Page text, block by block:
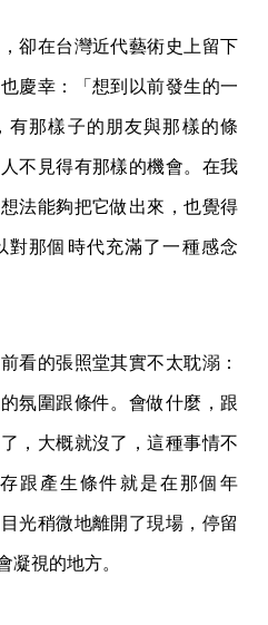
卻在台灣近代藝術史上留下
慶幸：「想到以前發生的一
有那樣子的朋友與那樣的條
不見得有那樣的機會。在我
法能夠把它做出來，也覺得
對那個時代充滿了一種感念
看的張照堂其實不太耽溺：
氛圍跟條件。會做什麼，跟
，大概就沒了，這種事情不
跟產生條件就是在那個年
光稍微地離開了現場，停留
凝視的地方。